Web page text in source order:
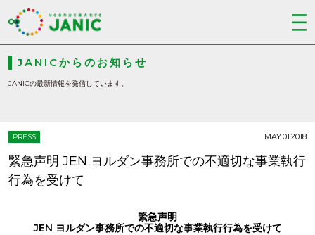
JANICからのお知らせ
JANICの最新情報を発信しています。
PRESS
緊急声明 JEN ヨルダン事務所での不適切な事業執行
行為を受けて
MAY.01.2018
緊急声明
JEN ヨルダン事務所での不適切な事業執行行為を受けて